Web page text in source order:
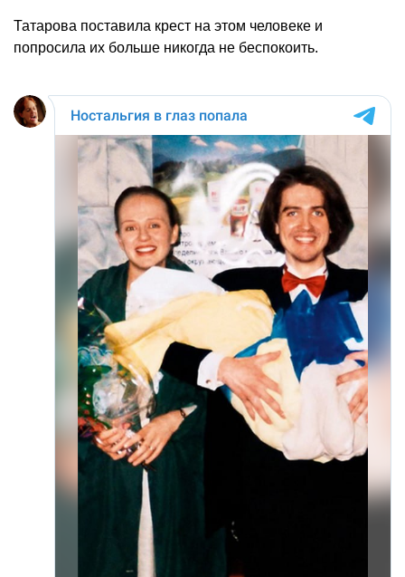
Татарова поставила крест на этом человеке и
попросила их больше никогда не беспокоить.